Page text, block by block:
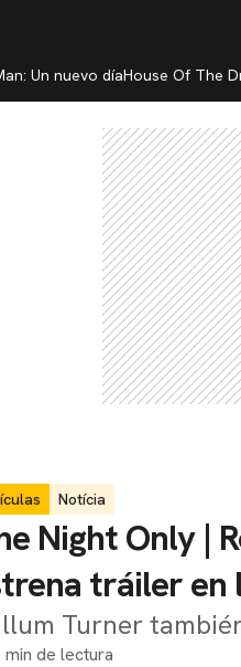
Un nuevo díaHouse Of The
Notícia
Night Only |
tráiler en
Turner
min de lectura